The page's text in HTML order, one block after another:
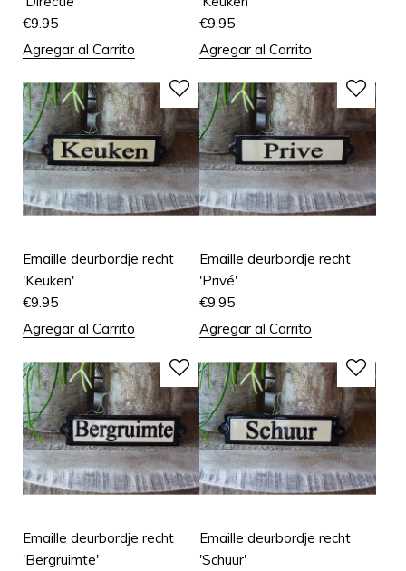
€9.95
Agregar al Carrito
€9.95
Agregar al Carrito
Emaille deurbordje recht
'Keuken'
€9.95
Agregar al Carrito
Emaille deurbordje recht
'Privé'
€9.95
Agregar al Carrito
Emaille deurbordje recht
'Bergruimte'
Emaille deurbordje recht
'Schuur'